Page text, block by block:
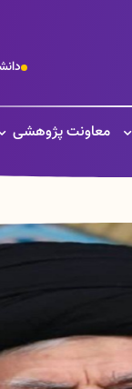
معاونت پژوهشی